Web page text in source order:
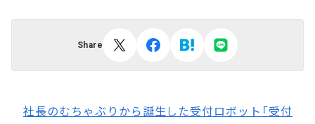
Share
社長のむちゃぶりから誕生した受付ロボット「受付